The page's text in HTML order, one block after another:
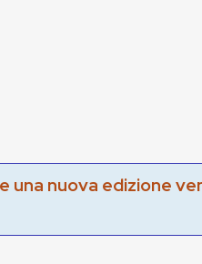
una nuova edizione